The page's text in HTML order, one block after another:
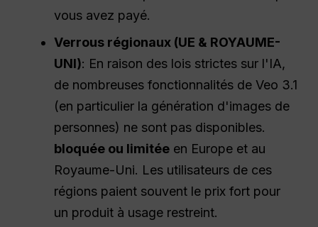
vous avez payé.
Verrous régionaux (UE & ROYAUME-
UNI): En raison des lois strictes sur l'IA,
de nombreuses fonctionnalités de Veo 3.1
(en particulier la génération d'images de
personnes) ne sont pas disponibles.
bloquée ou limitée en Europe et au
Royaume-Uni. Les utilisateurs de ces
régions paient souvent le prix fort pour
un produit à usage restreint.